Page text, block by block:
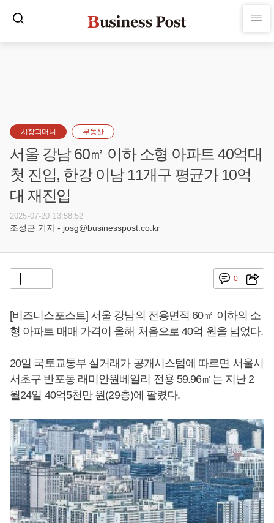
시장과머니 부동산
서울 강남 60㎡ 이하 소형 아파트 40억대
첫 진입, 한강 이남 11개구 평균가 10억
대 재진입
2025-07-20 13:58:52
조성근 기자 - josg@businesspost.co.kr
0
[비즈니스포스트] 서울 강남의 전용면적 60㎡ 이하의 소
형 아파트 매매 가격이 올해 처음으로 40억 원을 넘었다.
20일 국토교통부 실거래가 공개시스템에 따르면 서울시
서초구 반포동 래미안원베일리 전용 59.96㎡는 지난 2
월24일 40억5천만 원(29층)에 팔렸다.